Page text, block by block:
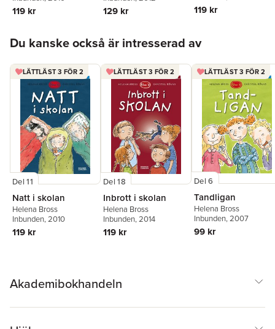
119 kr 129 kr 119 kr
Du kanske också är intresserad av
LÄTTLÄST 3 FÖR 2
Del 11
Natt i skolan
Helena Bross
Inbunden, 2010
119 kr
LÄTTLÄST 3 FÖR 2
Del 18
Inbrott i skolan
Helena Bross
Inbunden, 2014
119 kr
LÄTTLÄST 3 FÖR 2
Del 6
Tandligan
Helena Bross
Inbunden, 2007
99 kr
Akademibokhandeln